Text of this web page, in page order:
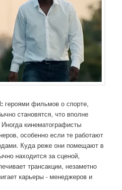
героями фильмов о спорте,
становятся, что вполне
кинематографисты
особенно если те работают
Куда реже они помещают в
находится за сценой,
трансакции, незаметно
карьеры - менеджеров и